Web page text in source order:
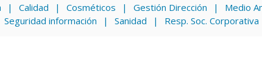
Calidad Cosméticos Gestión Dirección Medio
Seguridad información Sanidad Resp. Soc. Corporativa